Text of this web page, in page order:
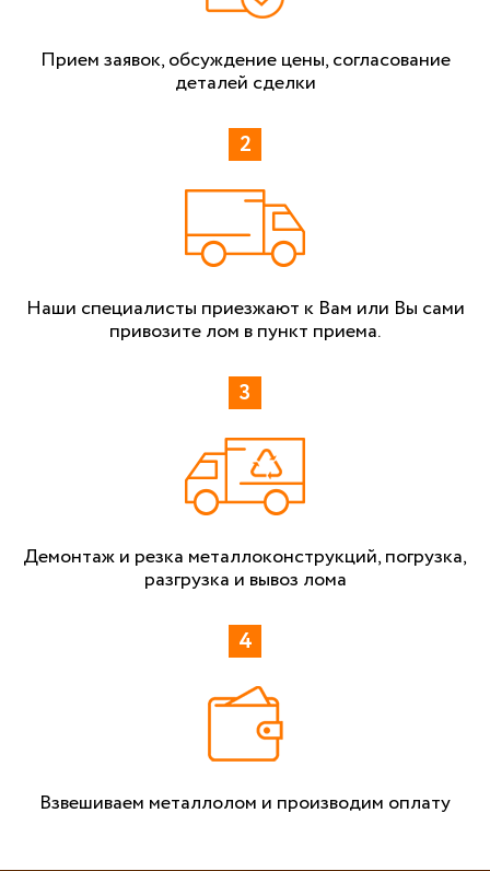
Прием заявок, обсуждение цены, согласование
деталей сделки
Наши специалисты приезжают к Вам или Вы сами
привозите лом в пункт приема.
Демонтаж и резка металлоконструкций, погрузка,
разгрузка и вывоз лома
Взвешиваем металлолом и производим оплату